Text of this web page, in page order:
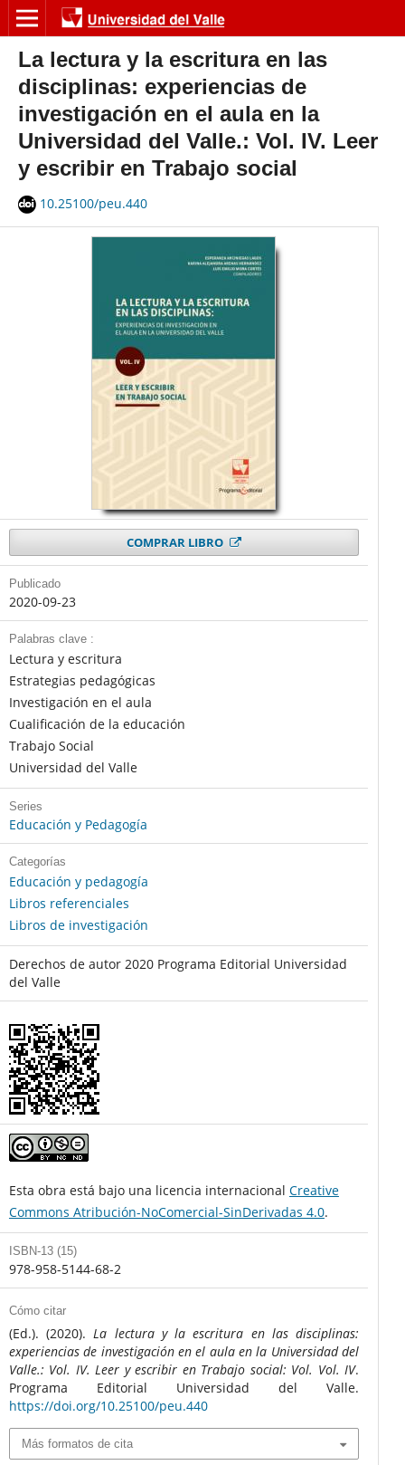
La lectura y la escritura en las
disciplinas: experiencias de
investigación en el aula en la
Universidad del Valle.: Vol. IV. Leer
y escribir en Trabajo social
10.25100/peu.440
COMPRAR LIBRO
Publicado
2020-09-23
Palabras clave :
Lectura y escritura
Estrategias pedagógicas
Investigación en el aula
Cualificación de la educación
Trabajo Social
Universidad del Valle
Series
Educación y Pedagogía
Categorías
Educación y pedagogía
Libros referenciales
Libros de investigación
Derechos de autor 2020 Programa Editorial Universidad
del Valle
Esta obra está bajo una licencia internacional Creative
Commons Atribución-NoComercial-SinDerivadas 4.0.
ISBN-13 (15)
978-958-5144-68-2
Cómo citar
(Ed.). (2020).La lectura y la escritura en las disciplinas:
experiencias de investigación en el aula en la Universidad del
Valle.: Vol. IV. Leer y escribir en Trabajo social: Vol. Vol. IV.
Programa Editorial Universidad del Valle.
https://doi.org/10.25100/peu.440
Más formatos de cita